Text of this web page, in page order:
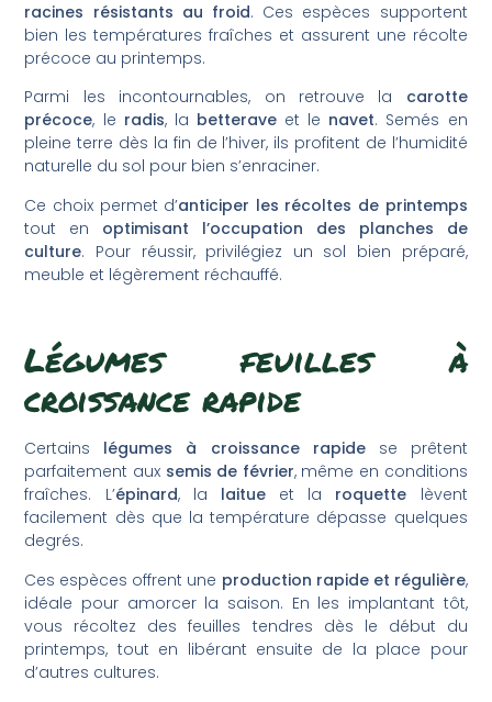
racines résistants au froid. Ces espèces supportent
bien les températures fraîches et assurent une récolte
précoce au printemps.
Parmi les incontournables, on retrouve la carotte
précoce, le radis, la betteraveet le navet. Semés en
pleine terre dès la fin de l’hiver, ils profitent de l’humidité
naturelle du sol pour bien s’enraciner.
Ce choix permet d’anticiper les récoltes de printemps
tout en optimisant l’occupation des planches de
culture. Pour réussir, privilégiez un sol bien préparé,
meuble et légèrement réchauffé.
Légumes feuilles à
croissance rapide
Certains légumes à croissance rapidese prêtent
parfaitement aux semis de février, même en conditions
fraîches. L’épinard, la laitueet la roquette lèvent
facilement dès que la température dépasse quelques
degrés.
Ces espèces offrent une production rapide et régulière,
idéale pour amorcer la saison. En les implantant tôt,
vous récoltez des feuilles tendres dès le début du
printemps, tout en libérant ensuite de la place pour
d’autres cultures.